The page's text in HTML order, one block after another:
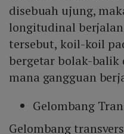
disebuah ujung,
longitudinal berjalan
tersebut, koil-koil
bergetar bolak-balik
mana gangguan
Gelombang
Gelombang